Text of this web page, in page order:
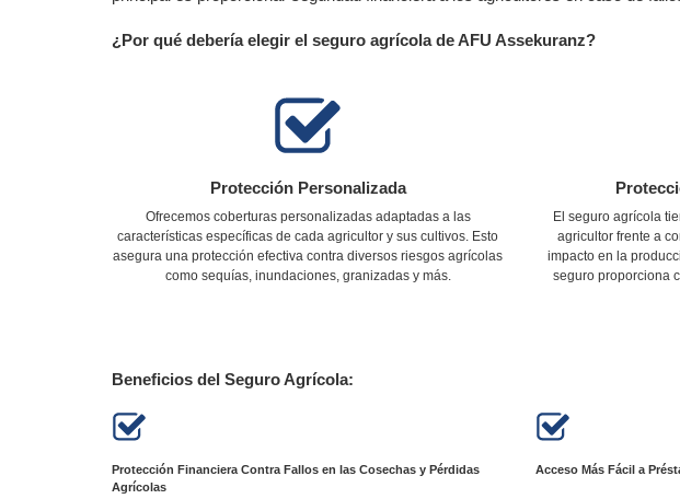
¿Por qué debería elegir el seguro agrícola de AFU Assekuranz?
Protección Personalizada
Ofrecemos coberturas personalizadas adaptadas a las
características específicas de cada agricultor y sus cultivos. Esto
asegura una protección efectiva contra diversos riesgos agrícolas
como sequías, inundaciones, granizadas y más.
El seguro agrícola
agricultor frente a
impacto en la
seguro proporciona
Beneficios del Seguro Agrícola:
Protección Financiera Contra Fallos en las Cosechas y Pérdidas
Agrícolas
Acceso Más Fácil a